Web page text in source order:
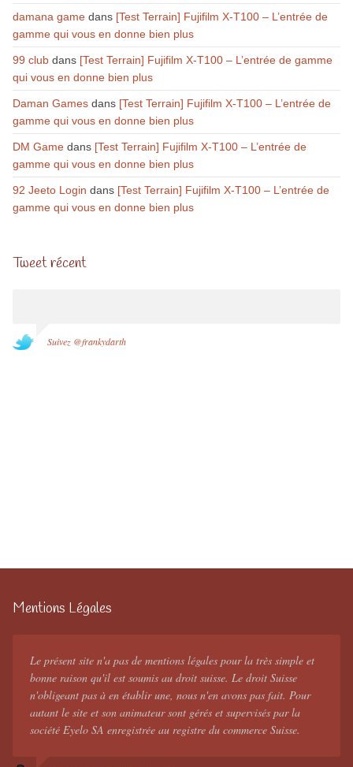
damana gamedans [Test Terrain] Fujifilm X-T100 – L’entrée de
gamme qui vous en donne bien plus
99 clubdans [Test Terrain] Fujifilm X-T100 – L’entrée de gamme
qui vous en donne bien plus
Daman Gamesdans [Test Terrain] Fujifilm X-T100 – L’entrée de
gamme qui vous en donne bien plus
DM Gamedans [Test Terrain] Fujifilm X-T100 – L’entrée de
gamme qui vous en donne bien plus
92 Jeeto Login dans [Test Terrain] Fujifilm X-T100 – L’entrée de
gamme qui vous en donne bien plus
Tweet récent
Suivez @frankydarth
Mentions Légales
Le présent site n'a pas de mentions légales pour la très simple et
bonne raison qu'il est soumis au droit suisse. Le droit Suisse
n'obligeant pas à en établir une, nous n'en avons pas fait. Pour
autant le site et son animateur sont gérés et supervisés par la
société Eyelo SA enregistrée au registre du commerce Suisse.